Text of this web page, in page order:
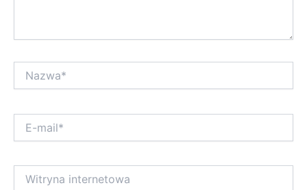
mail*
internetowa